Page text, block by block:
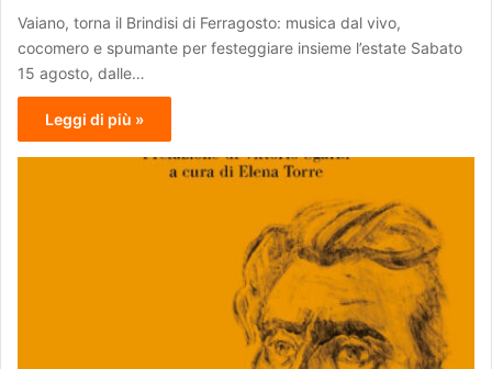
Vaiano, torna il Brindisi di Ferragosto: musica dal vivo,
cocomero e spumante per festeggiare insieme l’estate Sabato
15 agosto, dalle…
Leggi di più »